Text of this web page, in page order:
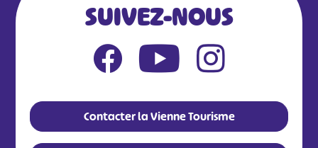
SUIVEZ-NOUS
Contacter la Vienne Tourisme